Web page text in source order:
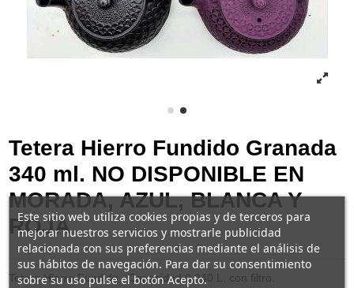
Tetera Hierro Fundido Granada
340 ml. NO DISPONIBLE EN
MORADA, AZUL, BLANCA Y
ROJA
Tetera Hierro Fundido . Capacidad 0,340 L. con filtro.
Este sitio web utiliza cookies propias y de terceros para
mejorar nuestros servicios y mostrarle publicidad
relacionada con sus preferencias mediante el análisis de
sus hábitos de navegación. Para dar su consentimiento
sobre su uso pulse el botón Acepto.